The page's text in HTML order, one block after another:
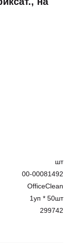
шт
00-00081492
OfficeClean
1уп * 50шт
299742